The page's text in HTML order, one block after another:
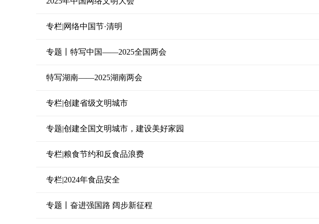
专栏|网络中国节·清明
专题丨特写中国——2025全国两会
特写湖南——2025湖南两会
专栏|创建省级文明城市
专题|创建全国文明城市，建设美好家园
专栏|粮食节约和反食品浪费
专栏|2024年食品安全
专题丨奋进强国路 阔步新征程